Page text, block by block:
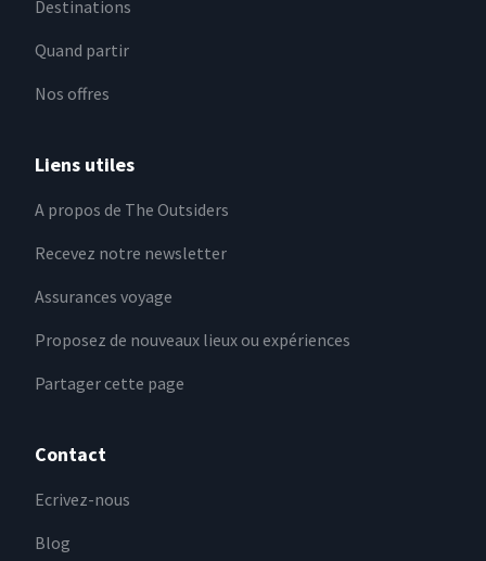
Destinations
Quand partir
Nos offres
Liens utiles
A propos de The Outsiders
Recevez notre newsletter
Assurances voyage
Proposez de nouveaux lieux ou expériences
Partager cette page
Contact
Ecrivez-nous
Blog